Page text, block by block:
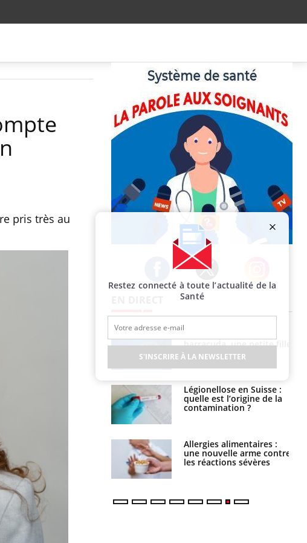
pris très au
Facebook Twitter Instagram
vacances, elle reste dans
le coma pendant 42 jours
barracuda, une petite fille
secourue grâce à un
réflexe essentiel
Légionellose en Suisse :
quelle est l’origine de la
contamination ?
Allergies alimentaires :
une nouvelle arme contre
les réactions sévères
Restez connecté à toute l’actualité de la
Santé
S'INSCRIRE À LA NEWSLETTER